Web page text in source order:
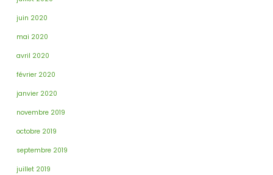
juin 2020
mai 2020
avril 2020
février 2020
janvier 2020
novembre 2019
octobre 2019
septembre 2019
juillet 2019